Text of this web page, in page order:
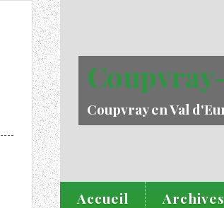
Coupvray en Val
Accueil Archives